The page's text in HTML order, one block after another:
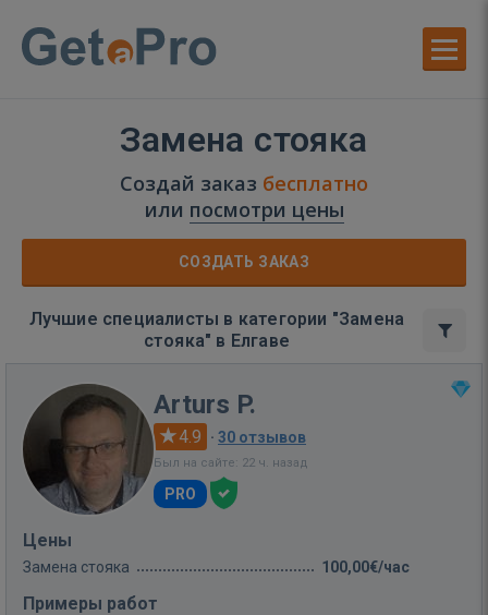
Замена стояка
Создай заказ бесплатно
или посмотри цены
СОЗДАТЬ ЗАКАЗ
Лучшие специалисты в категории "Замена
стояка" в Елгаве
Arturs P.
4.9 · 30 отзывов
Был на сайте: 22 ч. назад
PRO
Цены
Замена стояка 100,00€/час
Примеры работ